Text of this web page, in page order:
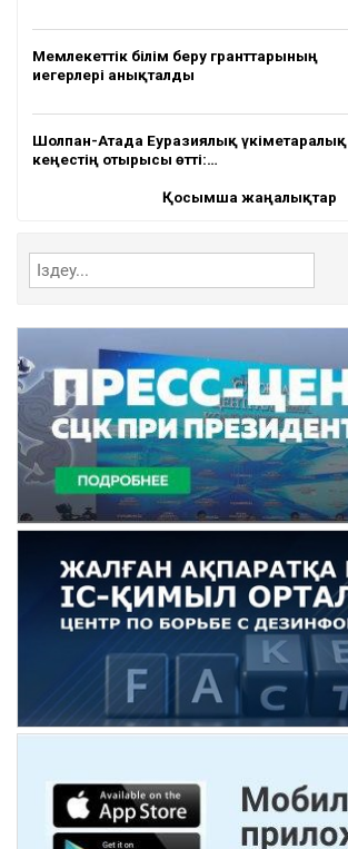
Мемлекеттік білім беру гранттарының
иегерлері анықталды
Шолпан-Атада Еуразиялық үкіметаралық
кеңестің отырысы өтті:…
Қосымша жаңалықтар